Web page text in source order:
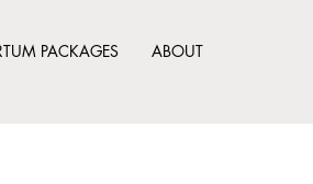
PACKAGES ABOUT